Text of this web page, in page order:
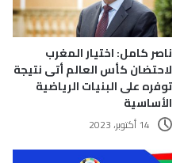
ناصر كامل: اختيار المغرب
لاحتضان كأس العالم أتى نتيجة
توفره على البنيات الرياضية
الأساسية
14 أكتوبر، 2023